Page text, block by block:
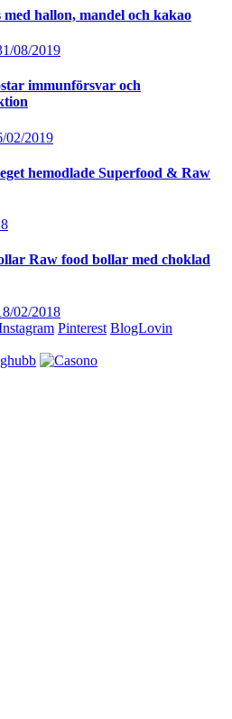
hallon, mandel och kakao
08/2019
immunförsvar och
02/2019
hemodlade Superfood & Raw
Raw food bollar med choklad
02/2018
Pinterest BlogLovin